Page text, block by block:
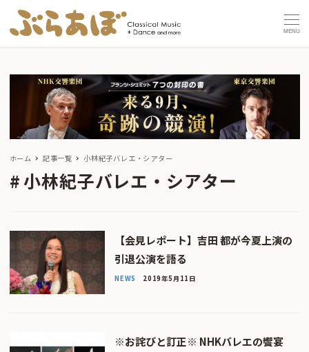
MENU
ホーム 記事一覧 小林紀子バレエ・シアター
小林紀子バレエ・シアター
【会見レポート】吉田 都が今夏上演の
引退公演を語る
NEWS 2019年5月11日
※お詫びと訂正※ NHKバレエの饗宴